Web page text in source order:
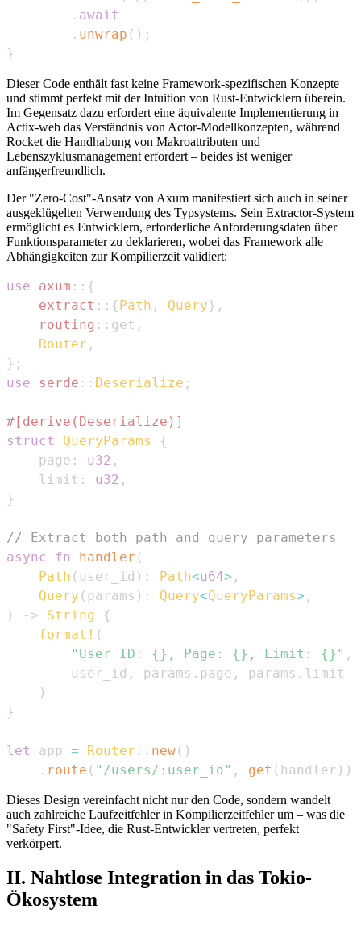
. await
. unwrap ( ) ;
}
Dieser Code enthält fast keine Framework-spezifischen Konzepte
und stimmt perfekt mit der Intuition von Rust-Entwicklern überein.
Im Gegensatz dazu erfordert eine äquivalente Implementierung in
Actix-web das Verständnis von Actor-Modellkonzepten, während
Rocket die Handhabung von Makroattributen und
Lebenszyklusmanagement erfordert – beides ist weniger
anfängerfreundlich.
Der "Zero-Cost"-Ansatz von Axum manifestiert sich auch in seiner
ausgeklügelten Verwendung des Typsystems. Sein Extractor-System
ermöglicht es Entwicklern, erforderliche Anforderungsdaten über
Funktionsparameter zu deklarieren, wobei das Framework alle
Abhängigkeiten zur Kompilierzeit validiert:
use axum :: {
extract :: {Path , Query} ,
routing :: get ,
Router ,
} ;
use
serde :: Deserialize ;
#[derive(Deserialize)]
struct
QueryParams
{
    page
: u32 ,
    limit
: u32 ,
}
// Extract both path and query parameters
async
fn handler (
Path ( user_id ) : Path<u64> ,
Query ( params ) : Query<QueryParams> ,
)
-> String
{
format! (
"User ID: {}, Page: {}, Limit: {}" ,
        user_id
, params . page , params .
)
}
let app = Router :: new( )
. route ( "/users/:user_id" , get ( handler ) )
Dieses Design vereinfacht nicht nur den Code, sondern wandelt
auch zahlreiche Laufzeitfehler in Kompilierzeitfehler um – was die
"Safety First"-Idee, die Rust-Entwickler vertreten, perfekt
verkörpert.
II. Nahtlose Integration in das Tokio-
Ökosystem